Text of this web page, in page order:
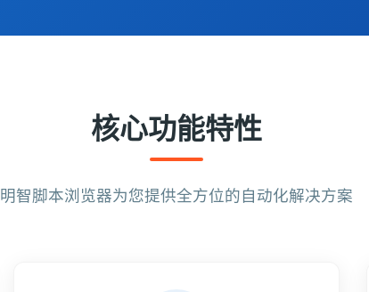
核心功能特性
明智脚本浏览器为您提供全方位的自动化解决方案